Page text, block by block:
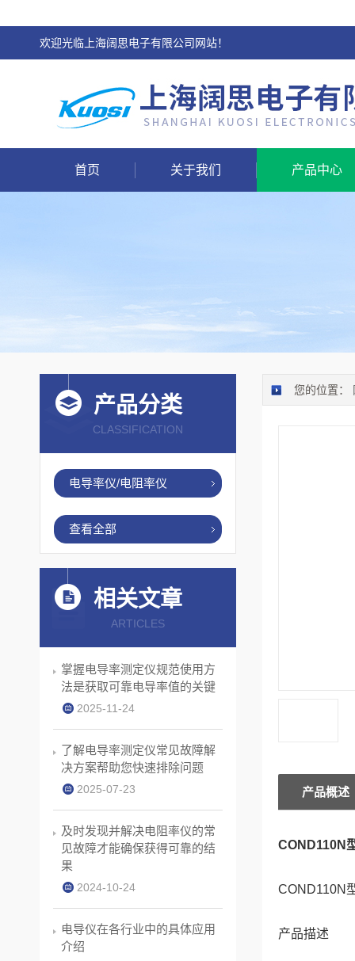
欢迎光临上海阔思电子有限公司网站！
首页 关于我们 产品中心
您的位置：
产品概述
COND110N
COND110N
产品描述
产品分类
CLASSIFICATION
电导率仪/电阻率仪
查看全部
相关文章
ARTICLES
掌握电导率测定仪规范使用方
法是获取可靠电导率值的关键
2025-11-24
了解电导率测定仪常见故障解
决方案帮助您快速排除问题
2025-07-23
及时发现并解决电阻率仪的常
见故障才能确保获得可靠的结
果
2024-10-24
电导仪在各行业中的具体应用
介绍